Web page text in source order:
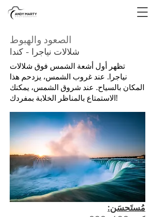
الصعود والهبوط
شلالات نياجرا - كندا
تظهر أول أشعة الشمس فوق شلالات
نياجرا. عند غروب الشمس، يزدحم هذا
المكان بالسياح. عند شروق الشمس، يمكنك
الاستمتاع بالمناظر الخلابة بمفردك!
مُستَحسَن: